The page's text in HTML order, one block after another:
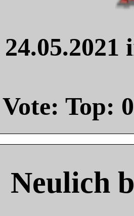
Vote: Top: 0
Neulich